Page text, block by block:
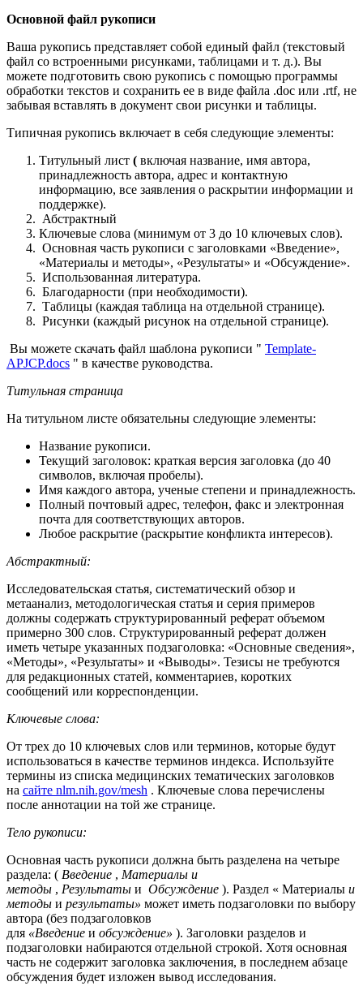
Основной файл рукописи
Ваша рукопись представляет собой единый файл (текстовый
файл со встроенными рисунками, таблицами и т. д.). Вы
можете подготовить свою рукопись с помощью программы
обработки текстов и сохранить ее в виде файла .doc или .rtf, не
забывая вставлять в документ свои рисунки и таблицы.
Типичная рукопись включает в себя следующие элементы:
Титульный лист ( включая название, имя автора,
принадлежность автора, адрес и контактную
информацию, все заявления о раскрытии информации и
поддержке).
Абстрактный
Ключевые слова (минимум от 3 до 10 ключевых слов).
Основная часть рукописи с заголовками «Введение»,
«Материалы и методы», «Результаты» и «Обсуждение».
Использованная литература.
Благодарности (при необходимости).
Таблицы (каждая таблица на отдельной странице).
Рисунки (каждый рисунок на отдельной странице).
Вы можете скачать файл шаблона рукописи " Template-
APJCP.docs " в качестве руководства.
Титульная страница
На титульном листе обязательны следующие элементы:
Название рукописи.
Текущий заголовок: краткая версия заголовка (до 40
символов, включая пробелы).
Имя каждого автора, ученые степени и принадлежность.
Полный почтовый адрес, телефон, факс и электронная
почта для соответствующих авторов.
Любое раскрытие (раскрытие конфликта интересов).
Абстрактный:
Исследовательская статья, систематический обзор и
метаанализ, методологическая статья и серия примеров
должны содержать структурированный реферат объемом
примерно 300 слов. Структурированный реферат должен
иметь четыре указанных подзаголовка: «Основные сведения»,
«Методы», «Результаты» и «Выводы». Тезисы не требуются
для редакционных статей, комментариев, коротких
сообщений или корреспонденции.
Ключевые слова:
От трех до 10 ключевых слов или терминов, которые будут
использоваться в качестве терминов индекса. Используйте
термины из списка медицинских тематических заголовков
на сайте nlm.nih.gov/mesh . Ключевые слова перечислены
после аннотации на той же странице.
Тело рукописи:
Основная часть рукописи должна быть разделена на четыре
раздела: ( Введение , Материалы и
методы , Результаты и Обсуждение ). Раздел « Материалы и
методы и результаты» может иметь подзаголовки по выбору
автора (без подзаголовков
для «Введение и обсуждение» ). Заголовки разделов и
подзаголовки набираются отдельной строкой. Хотя основная
часть не содержит заголовка заключения, в последнем абзаце
обсуждения будет изложен вывод исследования.